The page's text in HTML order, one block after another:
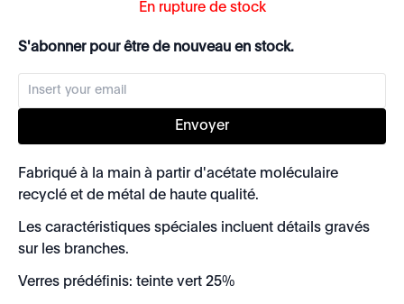
En rupture de stock
S'abonner pour être de nouveau en stock.
Envoyer
Fabriqué à la main à partir d'acétate moléculaire
recyclé et de métal de haute qualité.
Les caractéristiques spéciales incluent détails gravés
sur les branches.
Verres prédéfinis: teinte vert 25%